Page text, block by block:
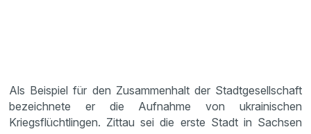
Als Beispiel für den Zusammenhalt der Stadtgesellschaft
bezeichnete er die Aufnahme von ukrainischen
Kriegsflüchtlingen. Zittau sei die erste Stadt in Sachsen